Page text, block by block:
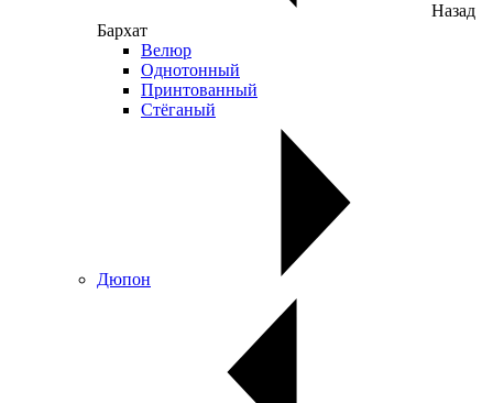
Назад
Бархат
Велюр
Однотонный
Принтованный
Стёганый
Дюпон